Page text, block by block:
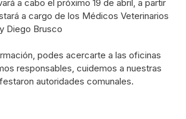
a cabo el próximo 19 de abril, a partir
a cargo de los Médicos Veterinarios
Diego Brusco
podes acercarte a las oficinas
responsables, cuidemos a nuestras
autoridades comunales.